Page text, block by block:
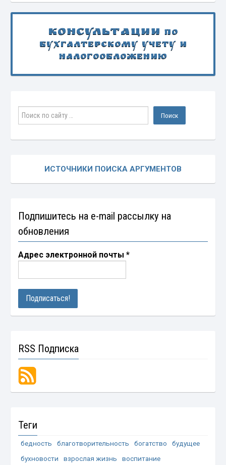
Консультации по
бухгалтерскому учету и
налогообложению
ИСТОЧНИКИ ПОИСКА АРГУМЕНТОВ
Подпишитесь на e-mail рассылку на
обновления
Адрес электронной почты*
RSS Подписка
Теги
бедность благотворительность богатство
будущее
бухновости
взрослая жизнь
воспитание